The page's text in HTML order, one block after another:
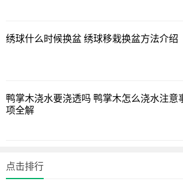
绣球什么时候换盆 绣球移栽换盆方法介绍
鸭掌木浇水要浇透吗 鸭掌木怎么浇水注意
项全解
点击排行